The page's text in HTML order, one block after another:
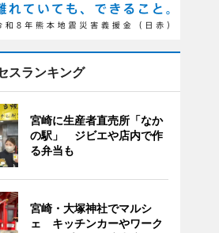
スランキング
宮崎に生産者直売所「なか
の駅」 ジビエや店内で作
る弁当も
宮崎・大塚神社でマルシ
ェ キッチンカーやワーク